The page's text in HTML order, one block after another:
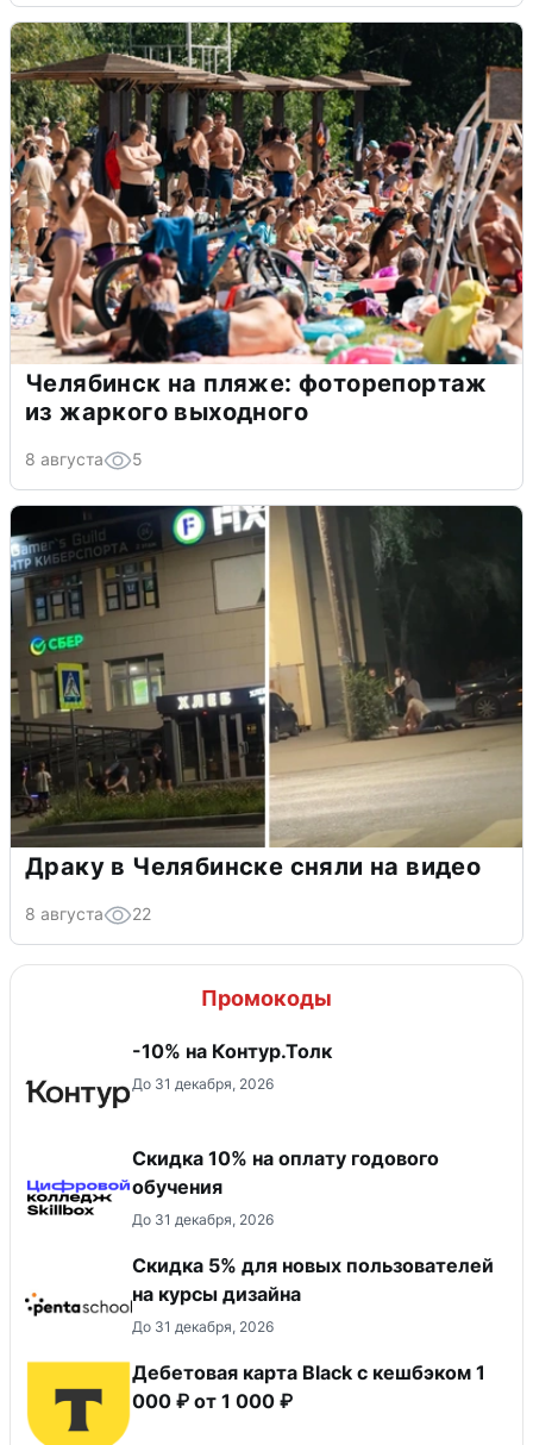
Челябинск на пляже: фоторепортаж
из жаркого выходного
8 августа 5
Драку в Челябинске сняли на видео
8 августа 22
Промокоды
-10% на Контур.Толк
До 31 декабря, 2026
Скидка 10% на оплату годового
обучения
До 31 декабря, 2026
Скидка 5% для новых пользователей
на курсы дизайна
До 31 декабря, 2026
Дебетовая карта Black c кешбэком 1
000 ₽ от 1 000 ₽